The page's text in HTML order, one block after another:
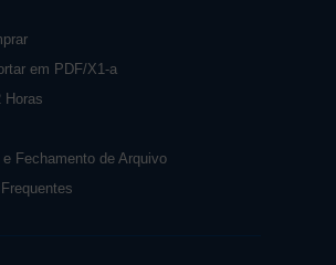
em PDF/X1-a
Horas
Fechamento de Arquivo